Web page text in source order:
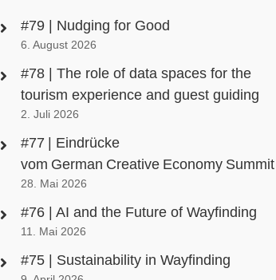
#79 | Nudging for Good
6. August 2026
#78 | The role of data spaces for the
tourism experience and guest guiding
2. Juli 2026
#77 | Eindrücke
vom German Creative Economy Summit
28. Mai 2026
#76 | AI and the Future of Wayfinding
11. Mai 2026
#75 | Sustainability in Wayfinding